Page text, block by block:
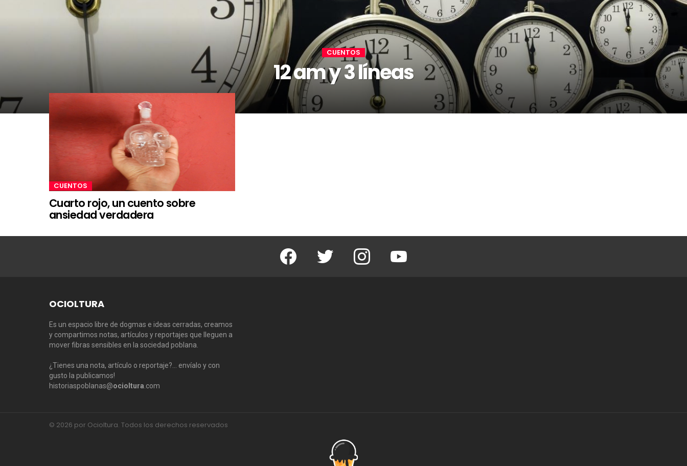
CUENTOS
12 am y 3 líneas
CUENTOS
Cuarto rojo, un cuento sobre
ansiedad verdadera
Facebook Twitter Instagram Youtube
OCIOLTURA
Es un espacio libre de dogmas e ideas cerradas, creamos
y compartimos notas, artículos y reportajes que lleguen a
mover fibras sensibles en la sociedad poblana.
¿Tienes una nota, artículo o reportaje?… envíalo y con
gusto la publicamos!
historiaspoblanas@ocioltura .com
© 2026 por Ocioltura. Todos los derechos reservados